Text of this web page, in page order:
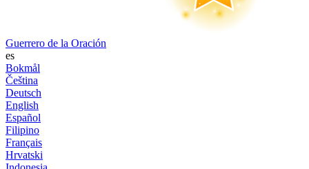
Guerrero de la Oración
es
Bokmål
Čeština
Deutsch
English
Español
Filipino
Français
Hrvatski